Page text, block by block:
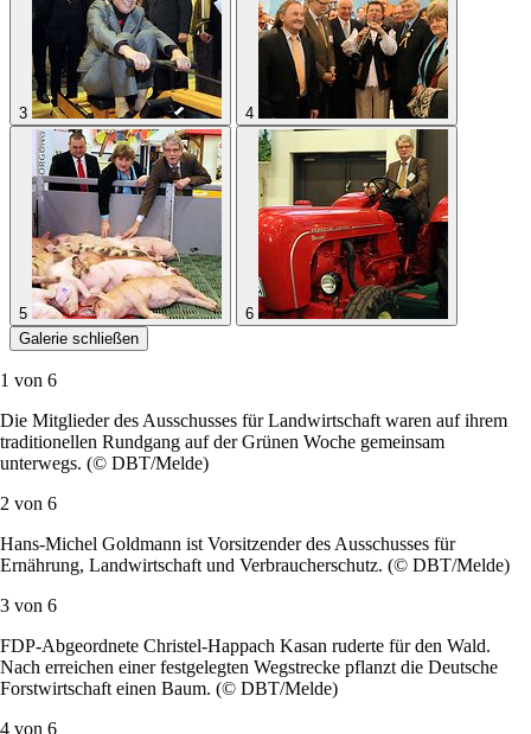
3 4
5
6
Galerie schließen
1 von 6
Die Mitglieder des Ausschusses für Landwirtschaft waren auf ihrem
traditionellen Rundgang auf der Grünen Woche gemeinsam
unterwegs. (© DBT/Melde)
2 von 6
Hans-Michel Goldmann ist Vorsitzender des Ausschusses für
Ernährung, Landwirtschaft und Verbraucherschutz. (© DBT/Melde)
3 von 6
FDP-Abgeordnete Christel-Happach Kasan ruderte für den Wald.
Nach erreichen einer festgelegten Wegstrecke pflanzt die Deutsche
Forstwirtschaft einen Baum. (© DBT/Melde)
4 von 6